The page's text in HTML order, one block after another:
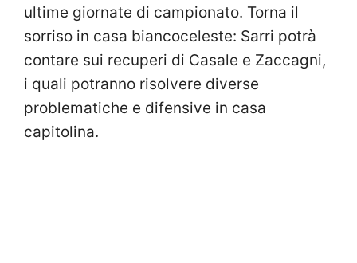
ultime giornate di campionato. Torna il
sorriso in casa biancoceleste: Sarri potrà
contare sui recuperi di Casale e Zaccagni,
i quali potranno risolvere diverse
problematiche e difensive in casa
capitolina.